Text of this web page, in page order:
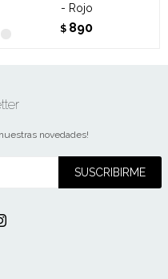
- Rojo
$ 890
novedades!
SUSCRIBIRME